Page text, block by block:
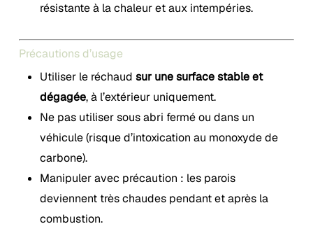
résistante à la chaleur et aux intempéries.
Précautions d’usage
Utiliser le réchaud sur une surface stable et
dégagée, à l’extérieur uniquement.
Ne pas utiliser sous abri fermé ou dans un
véhicule (risque d’intoxication au monoxyde de
carbone).
Manipuler avec précaution : les parois
deviennent très chaudes pendant et après la
combustion.